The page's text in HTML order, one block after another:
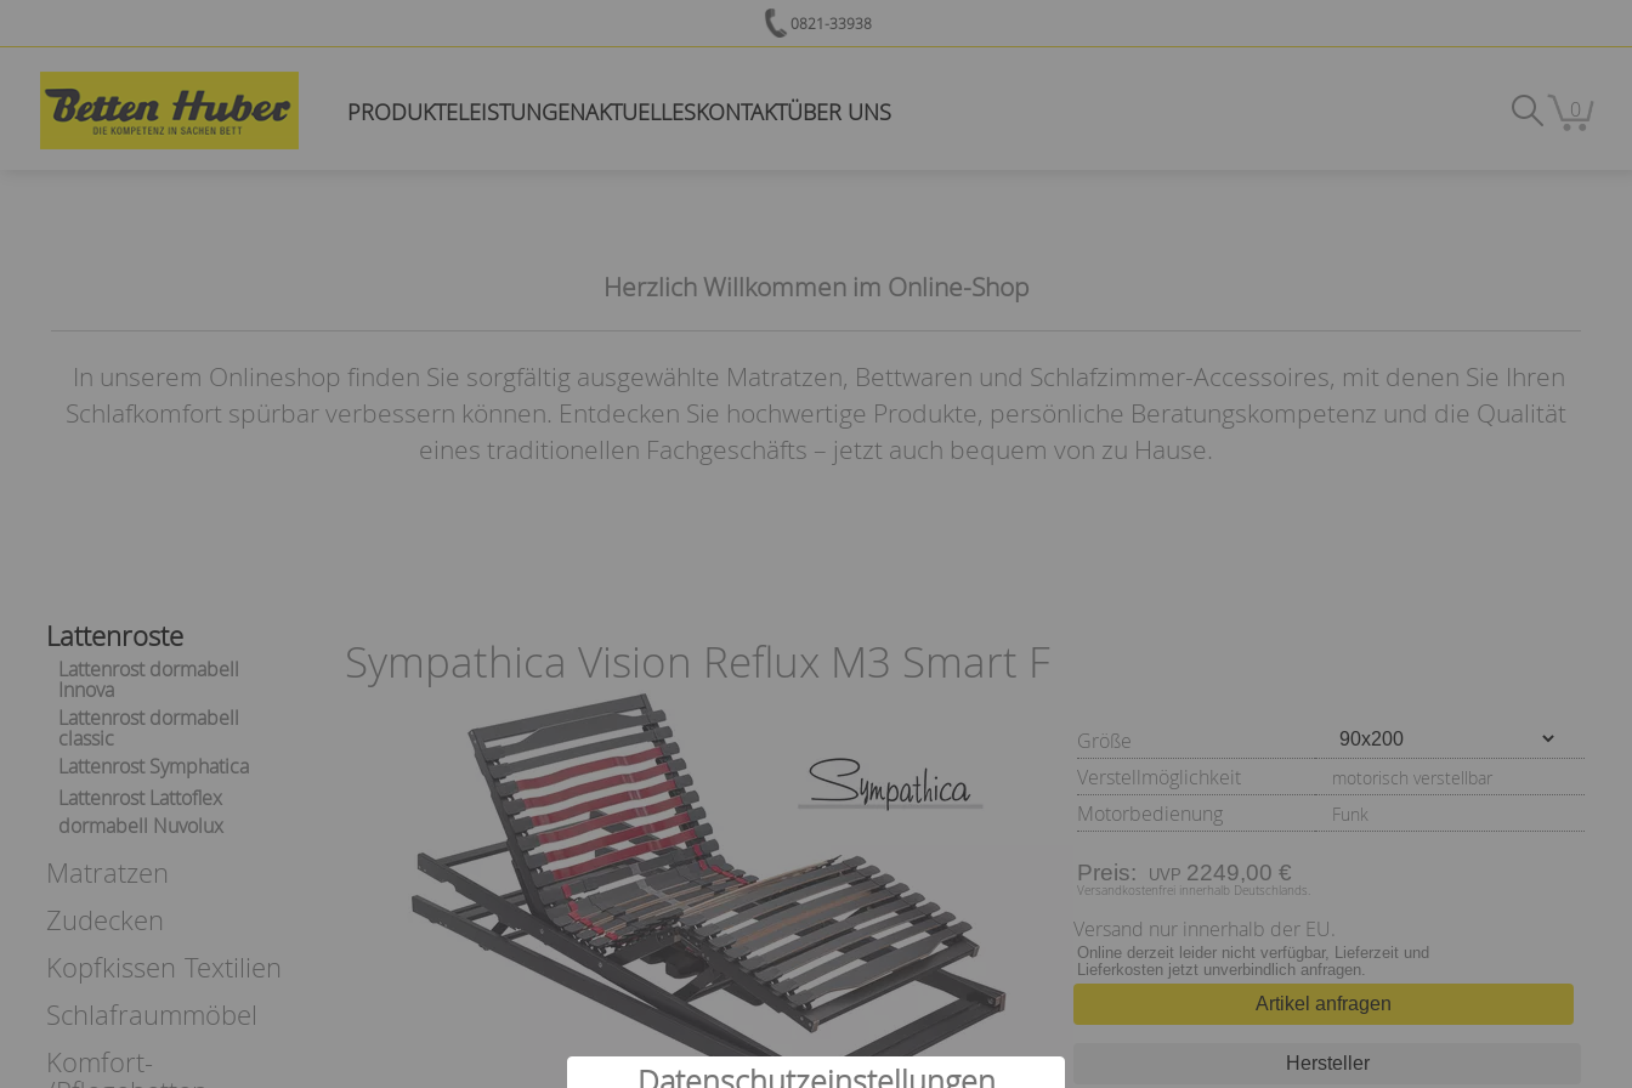
0821-33938
PRODUKTELEISTUNGENAKTUELLESKONTAKTÜBER UNS 0
Herzlich Willkommen im Online-Shop
In unserem Onlineshop finden Sie sorgfältig ausgewählte Matratzen, Bettwaren und Schlafzimmer-Accessoires, mit denen Sie Ihren
Schlafkomfort spürbar verbessern können. Entdecken Sie hochwertige Produkte, persönliche Beratungskompetenz und die Qualität
eines traditionellen Fachgeschäfts – jetzt auch bequem von zu Hause.
Lattenroste
Lattenrost dormabell
Innova
Lattenrost dormabell
classic
Lattenrost Symphatica
Lattenrost Lattoflex
dormabell Nuvolux
Matratzen
Zudecken
Kopfkissen Textilien
Schlafraummöbel
Komfort-
Sympathica Vision Reflux M3 Smart F
Größe
Verstellmöglichkeit
motorisch verstellbar
Motorbedienung Funk
Preis: 2249,00 €
Versandkostenfrei innerhalb Deutschlands.
Versand nur innerhalb der EU.
Online derzeit leider nicht verfügbar, Lieferzeit und
Lieferkosten jetzt unverbindlich anfragen.
Artikel anfragen
Hersteller